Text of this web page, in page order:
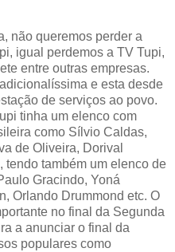
não queremos perder a
igual perdemos a TV Tupi,
entre outras empresas.
e esta desde
de serviços ao povo.
tinha um elenco com
como Sílvio Caldas,
de Oliveira, Dorival
também um elenco de
Gracindo, Yoná
Orlando Drummond etc. O
no final da Segunda
a anunciar o final da
populares como